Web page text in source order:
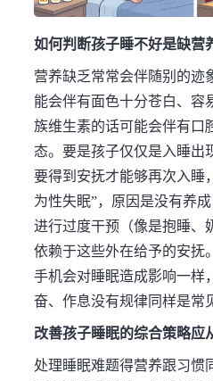
如何判断孩子睡不好是缺营
营养缺乏常常会伴随别的迹
能会伴有面色十分苍白、容
族维生素的话可能会伴有口
态。要是孩子仅仅是入睡出
要得到安抚才能够再次入睡
为性失眠”，原因是没有养
进行过度干预（像是抱睡、
依赖于这些外在给予的安抚
手机会对睡眠造成影响一样
奋、作息没有规律同样是常
改善孩子睡眠的综合策略应
处理睡眠难题得营养跟习惯